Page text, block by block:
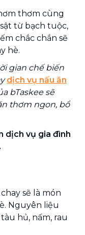
thơm cùng
từ bạch tuộc,
chắc chắn sẽ
hè.
gian chế biến
dịch vụ nấu ăn
bTaskee sẽ
thơm ngon, bổ
dịch vụ gia đình
sẽ là món
Nguyên liệu
hủ, nấm, rau